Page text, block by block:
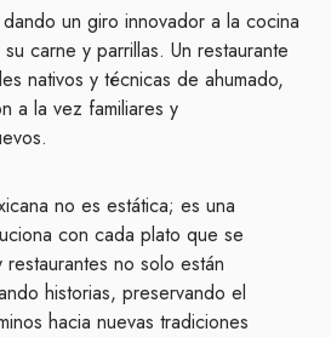
un giro innovador a la cocina
carne y parrillas. Un restaurante
nativos y técnicas de ahumado,
a la vez familiares y
no es estática; es una
con cada plato que se
no solo están
historias, preservando el
hacia nuevas tradiciones